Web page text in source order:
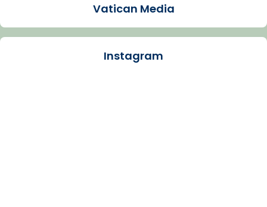
Arquebisbat de Barcelona
Vatican Media
Instagram